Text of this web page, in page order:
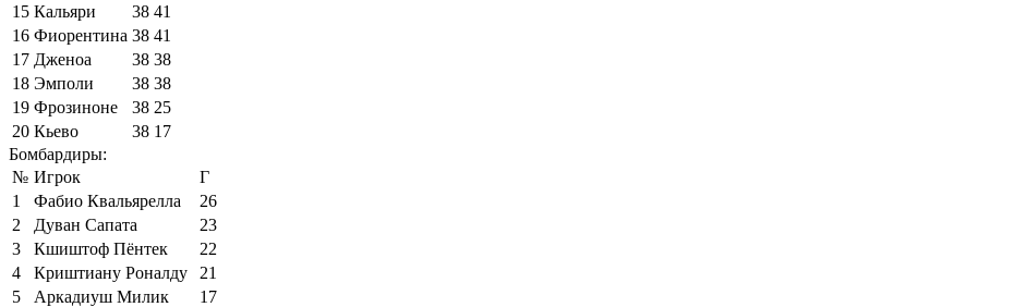
15 Кальяри 38 41
16 Фиорентина 38 41
17 Дженоа 38 38
18 Эмполи 38 38
19 Фрозиноне 38 25
20 Кьево 38 17
Бомбардиры:
№ Игрок
Г
1
Фабио Квальярелла
26
2
Дуван Сапата
23
3
Кшиштоф Пёнтек
22
4
Криштиану Роналду
21
5
Аркадиуш Милик
17